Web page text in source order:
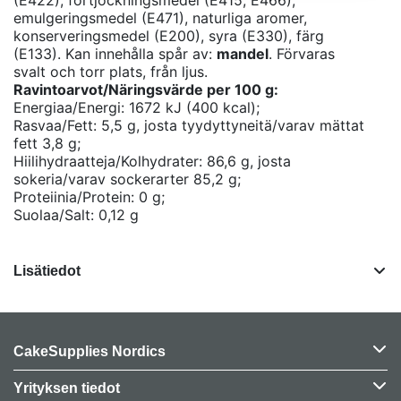
emulgeringsmedel (E471), naturliga aromer,
konserveringsmedel (E200), syra (E330), färg
(E133). Kan innehålla spår av: mandel. Förvaras
svalt och torr plats, från ljus.
Ravintoarvot/Näringsvärde per 100 g:
Energiaa/Energi: 1672 kJ (400 kcal);
Rasvaa/Fett: 5,5 g, josta tyydyttyneitä/varav mättat
fett 3,8 g;
Hiilihydraatteja/Kolhydrater: 86,6 g, josta
sokeria/varav sockerarter 85,2 g;
Proteiinia/Protein: 0 g;
Suolaa/Salt: 0,12 g
Lisätiedot
CakeSupplies Nordics
Yrityksen tiedot